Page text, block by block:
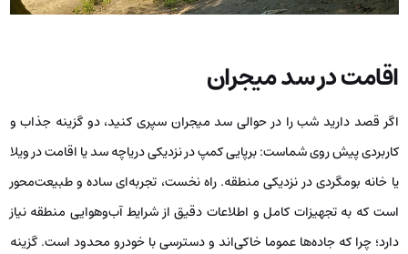
اقامت در سد میجران
اگر قصد دارید شب را در حوالی سد میجران سپری کنید، دو گزینه جذاب و
کاربردی پیش روی شماست: برپایی کمپ در نزدیکی دریاچه سد یا اقامت در ویلا
یا خانه بومگردی‌‌ در نزدیکی منطقه. راه نخست، تجربه‌ای ساده و طبیعت‌محور
است که به تجهیزات کامل و اطلاعات دقیق از شرایط آب‌و‌هوایی منطقه نیاز
دارد؛ چرا که جاده‌ها عموما خاکی‌اند و دسترسی با خودرو محدود است. گزینه